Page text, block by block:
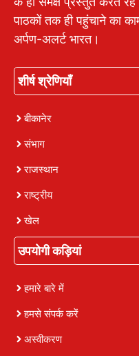
पाठकों तक ही पहुंचाने का
अर्पण-अलर्ट भारत।
शीर्ष श्रेणियाँ
बीकानेर
संभाग
राजस्थान
राष्ट्रीय
खेल
उपयोगी कड़ियां
हमारे बारे में
हमसे संपर्क करें
अस्वीकरण